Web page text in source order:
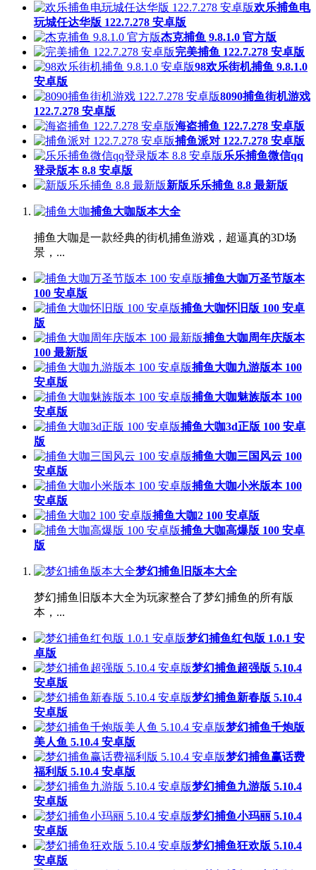
欢乐捕鱼电
玩城任达华版 122.7.278 安卓版
杰克捕鱼 9.8.1.0 官方版
完美捕鱼 122.7.278 安卓版
98欢乐街机捕鱼 9.8.1.0
安卓版
8090捕鱼街机游戏
122.7.278 安卓版
海盗捕鱼 122.7.278 安卓版
捕鱼派对 122.7.278 安卓版
乐乐捕鱼微信qq
登录版本 8.8 安卓版
新版乐乐捕鱼 8.8 最新版
捕鱼大咖版本大全
捕鱼大咖是一款经典的街机捕鱼游戏，超逼真的3D场
景，...
捕鱼大咖万圣节版本
100 安卓版
捕鱼大咖怀旧版 100 安卓
版
捕鱼大咖周年庆版本
100 最新版
捕鱼大咖九游版本 100
安卓版
捕鱼大咖魅族版本 100
安卓版
捕鱼大咖3d正版 100 安卓
版
捕鱼大咖三国风云 100
安卓版
捕鱼大咖小米版本 100
安卓版
捕鱼大咖2 100 安卓版
捕鱼大咖高爆版 100 安卓
版
梦幻捕鱼旧版本大全
梦幻捕鱼旧版本大全为玩家整合了梦幻捕鱼的所有版
本，...
梦幻捕鱼红包版 1.0.1 安
卓版
梦幻捕鱼超强版 5.10.4
安卓版
梦幻捕鱼新春版 5.10.4
安卓版
梦幻捕鱼千炮版
美人鱼 5.10.4 安卓版
梦幻捕鱼赢话费
福利版 5.10.4 安卓版
梦幻捕鱼九游版 5.10.4
安卓版
梦幻捕鱼小玛丽 5.10.4
安卓版
梦幻捕鱼狂欢版 5.10.4
安卓版